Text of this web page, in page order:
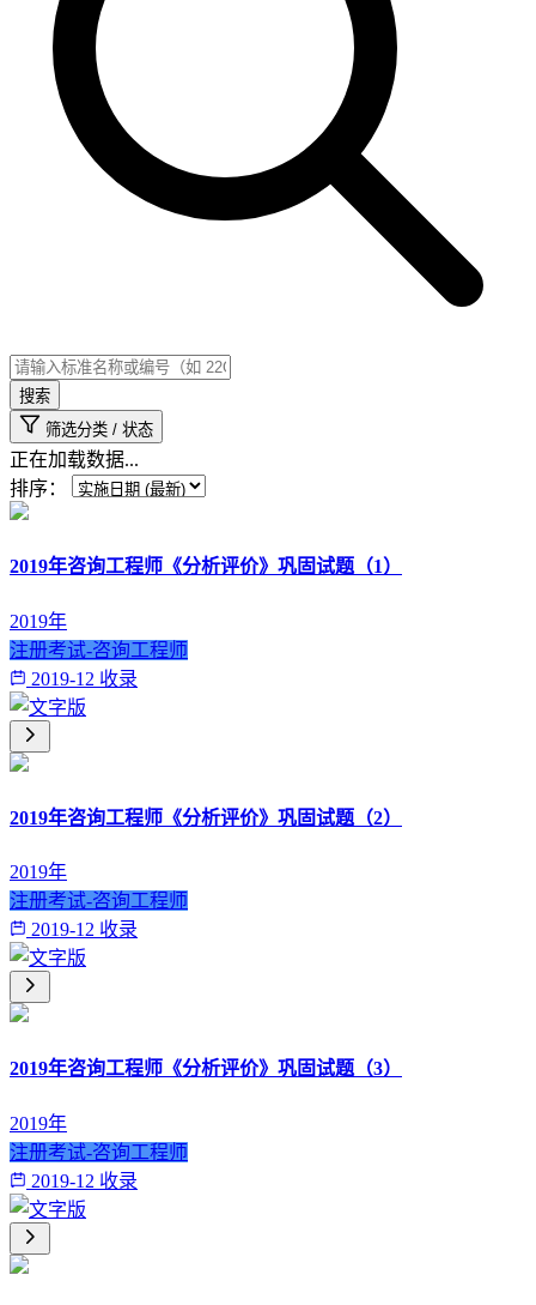
搜索
筛选分类 / 状态
正在加载数据...
排序：
2019年咨询工程师《分析评价》巩固试题（1）
2019年
注册考试-咨询工程师
2019-12 收录
2019年咨询工程师《分析评价》巩固试题（2）
2019年
注册考试-咨询工程师
2019-12 收录
2019年咨询工程师《分析评价》巩固试题（3）
2019年
注册考试-咨询工程师
2019-12 收录